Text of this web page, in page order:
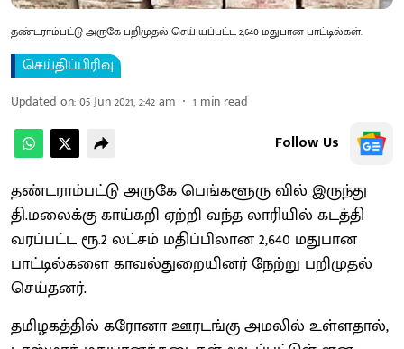
தண்டராம்பட்டு அருகே பறிமுதல் செய் யப்பட்ட 2,640 மதுபான பாட்டில்கள்.
செய்திப்பிரிவு
Updated on:05 Jun 2021, 2:42 am 1 min read
Follow Us
தண்டராம்பட்டு அருகே பெங்களூரு வில் இருந்து
தி.மலைக்கு காய்கறி ஏற்றி வந்த லாரியில் கடத்தி
வரப்பட்ட ரூ.2 லட்சம் மதிப்பிலான 2,640 மதுபான
பாட்டில்களை காவல்துறையினர் நேற்று பறிமுதல்
செய்தனர்.
தமிழகத்தில் கரோனா ஊரடங்கு அமலில் உள்ளதால்,